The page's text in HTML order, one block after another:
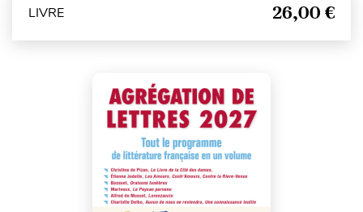
LIVRE 26,00 €